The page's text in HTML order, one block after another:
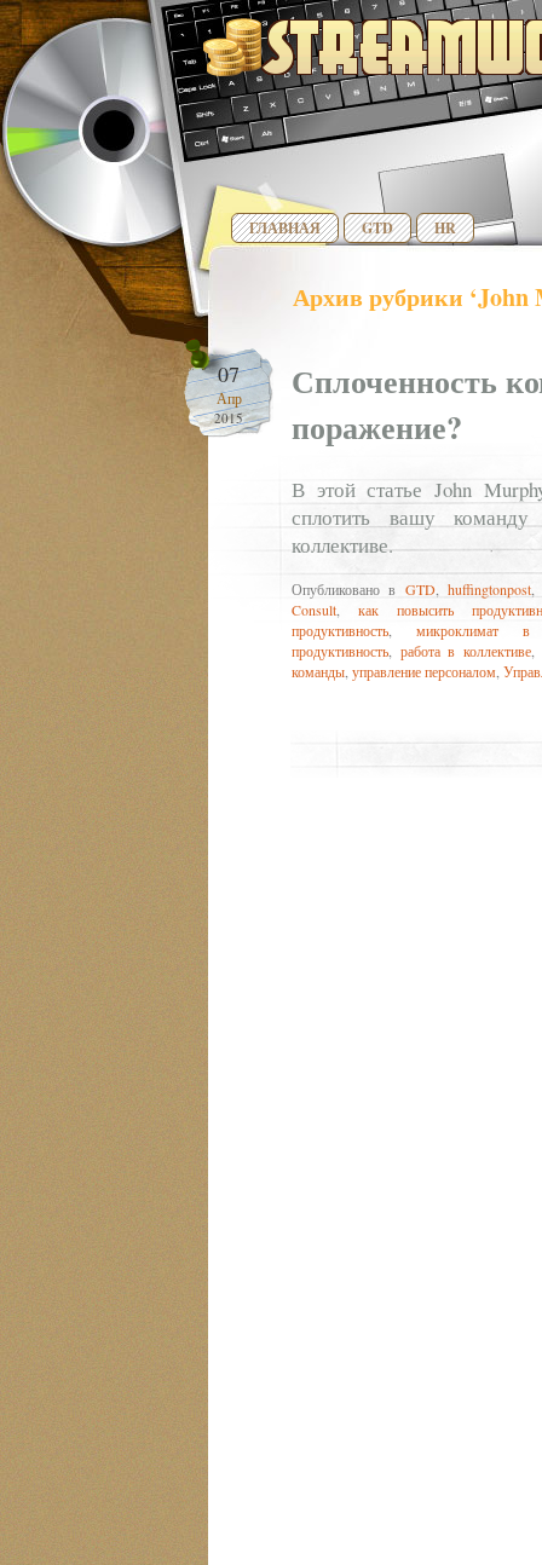
ГЛАВНАЯ GTD HR
Архив рубрики ‘John
07
Апр
2015
Сплоченность
поражение?
В этой статье John
сплотить вашу
коллективе.
Опубликовано в GTD, huffingtonpost,
Consult
как повысить
продуктивность
микроклимат в
продуктивность
работа в коллективе
команды управление персоналом